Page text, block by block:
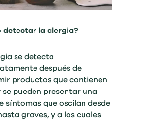
detectar la alergia?
se detecta
después de
productos que contienen
se pueden presentar una
síntomas que oscilan desde
graves, y a los cuales